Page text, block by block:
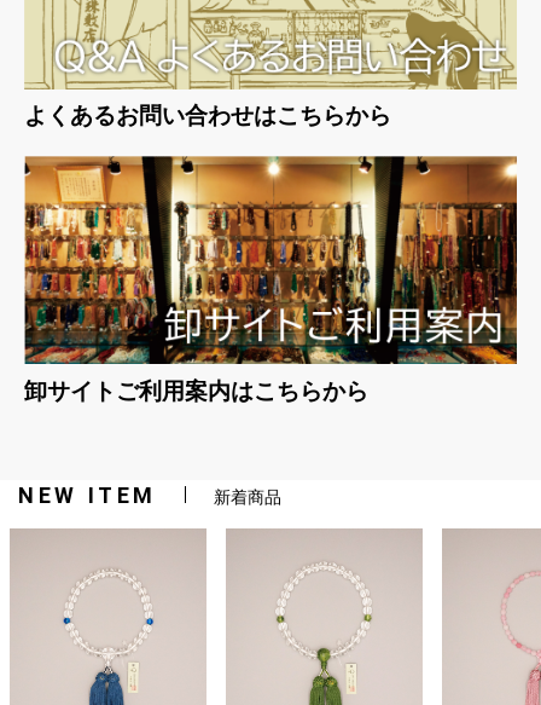
よくあるお問い合わせはこちらから
卸サイトご利用案内はこちらから
NEW ITEM 新着商品